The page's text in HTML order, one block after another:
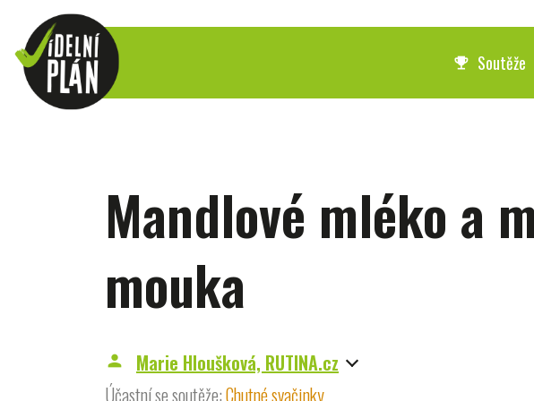
emoji_events Soutěže
Mandlové mléko a
mouka
person
Marie Hloušková, RUTINA.cz
Účastní se soutěže:Chutné svačinky